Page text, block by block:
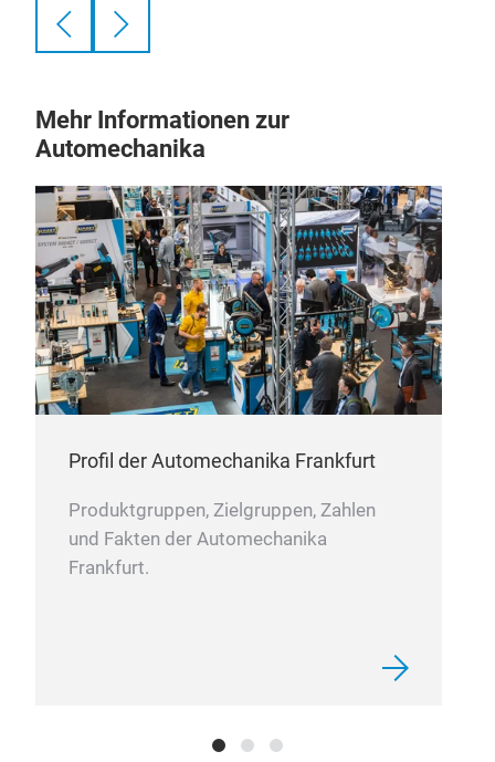
Mehr Informationen zur
Automechanika
Profil der Automechanika Frankfurt
Produktgruppen, Zielgruppen, Zahlen
und Fakten der Automechanika
Frankfurt.